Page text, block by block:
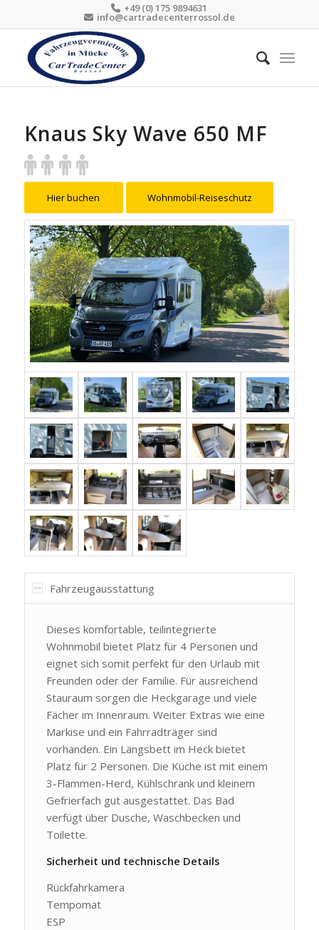
+49 (0) 175 9894631
info@cartradecenterrossol.de
Knaus Sky Wave 650 MF
Hier buchen Wohnmobil-Reiseschutz
Fahrzeugausstattung
Dieses komfortable, teilintegrierte
Wohnmobil bietet Platz für 4 Personen und
eignet sich somit perfekt für den Urlaub mit
Freunden oder der Familie. Für ausreichend
Stauraum sorgen die Heckgarage und viele
Fächer im Innenraum. Weiter Extras wie eine
Markise und ein Fahrradträger sind
vorhanden. Ein Längsbett im Heck bietet
Platz für 2 Personen. Die Küche ist mit einem
3-Flammen-Herd, Kühlschrank und kleinem
Gefrierfach gut ausgestattet. Das Bad
verfügt über Dusche, Waschbecken und
Toilette.
Sicherheit und technische Details
Rückfahrkamera
Tempomat
ESP